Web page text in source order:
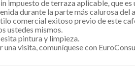
impuesto de terraza aplicable, que
durante la parte más calurosa del
comercial exitoso previo de este
ustedes mismos.
pintura y limpieza.
visita, comuníquese con